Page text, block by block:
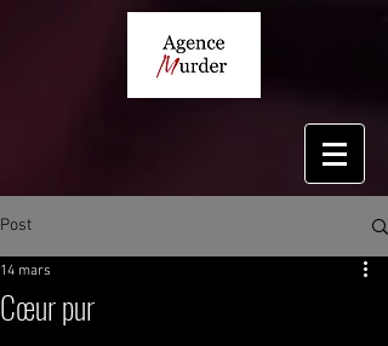
Post
Cœur pur
14 mars